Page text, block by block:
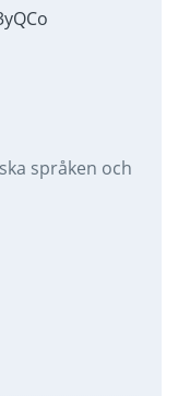
språken och